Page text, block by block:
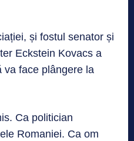
și fostul senator și
Eckstein Kovacs a
va face plângere la
Ca politician
Romaniei. Ca om